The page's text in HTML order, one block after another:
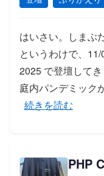
はいさい。しまぶ
というわけで、
2025 で登壇して
庭内パンデミック
「PHPカンファ
続きを読む
PHP